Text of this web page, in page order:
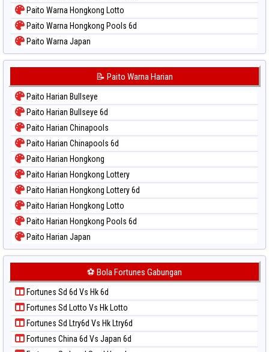
Paito Warna Hongkong Lotto
Paito Warna Hongkong Pools 6d
Paito Warna Japan
Paito Warna Japan 6d
Paito Warna Kuda Lari
Paito Warna Magnum Cambodia
Paito Warna Nagoya
Paito Warna New York Midday
Paito Warna North Carolina Day
Paito Warna Pcso
Paito Warna Pennsylvania Day
Paito Warna Sao Paulo
Paito Warna Singapore
Paito Warna Sydney
Paito Warna Sydney Lottery
Paito Warna Sydney Lotto
Paito Warna Sydney Pools 6d
Paito Warna Taipei
Paito Warna Taiwan
📝 Paito Warna Harian
Paito Harian Bullseye
Paito Harian Bullseye 6d
Paito Harian Chinapools
Paito Harian Chinapools 6d
Paito Harian Hongkong
Paito Harian Hongkong Lottery
Paito Harian Hongkong Lottery 6d
Paito Harian Hongkong Lotto
Paito Harian Hongkong Pools 6d
Paito Harian Japan
Paito Harian Japan 6d
Paito Harian Korea
Paito Harian Kuda Lari
Paito Harian Magnum Cambodia
Paito Harian Nagoya
Paito Harian New York Midday
Paito Harian North Carolina Day
⚽ Bola Fortunes Gabungan
Fortunes Sd 6d Vs Hk 6d
Fortunes Sd Lotto Vs Hk Lotto
Fortunes Sd Ltry6d Vs Hk Ltry6d
Fortunes China 6d Vs Japan 6d